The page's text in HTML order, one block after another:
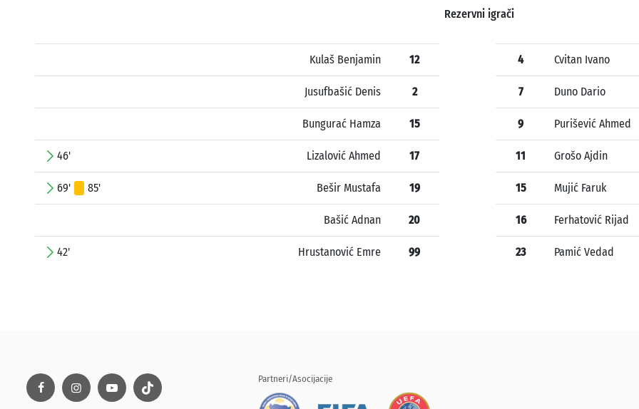
Rezervni igrači
Kulaš Benjamin 12
Jusufbašić Denis 2
Bungurać Hamza 15
46' Lizalović Ahmed 17
69' 85' Bešir Mustafa 19
Bašić Adnan 20
42' Hrustanović Emre 99
4 Cvitan Ivano
7 Duno Dario
9 Purišević Ahmed
11 Grošo Ajdin
15 Mujić Faruk
16 Ferhatović Rijad
23 Pamić Vedad
Partneri/Asocijacije